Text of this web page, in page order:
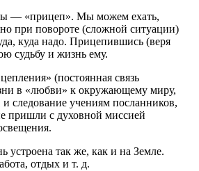
— «прицеп». Мы можем ехать,
при повороте (сложной ситуации)
куда надо. Прицепившись (веря
судьбу и жизнь ему.
(постоянная связь
в «любви» к окружающему миру,
следование учениям посланников,
пришли с духовной миссией
устроена так же, как и на Земле.
отдых и т. д.